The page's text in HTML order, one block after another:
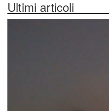
Ultimi articoli